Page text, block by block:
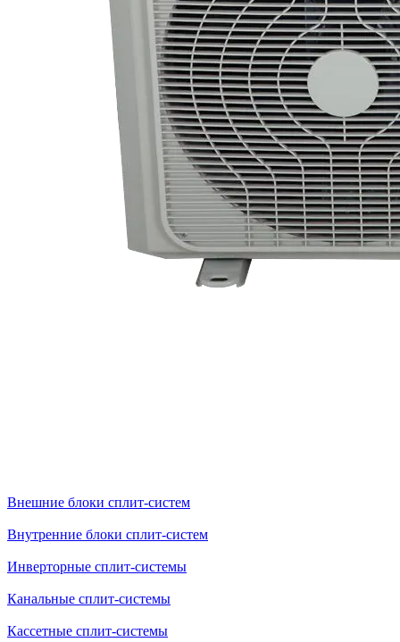
Внешние блоки сплит-систем
Внутренние блоки сплит-систем
Инверторные сплит-системы
Канальные сплит-системы
Кассетные сплит-системы